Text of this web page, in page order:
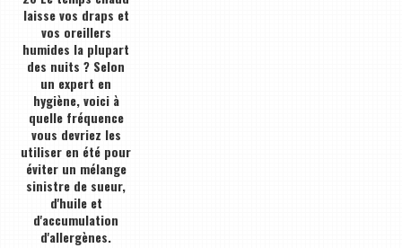
laisse vos draps et
vos oreillers
humides la plupart
des nuits ? Selon
un expert en
hygiène, voici à
quelle fréquence
vous devriez les
utiliser en été pour
éviter un mélange
sinistre de sueur,
d'huile et
d'accumulation
d'allergènes.